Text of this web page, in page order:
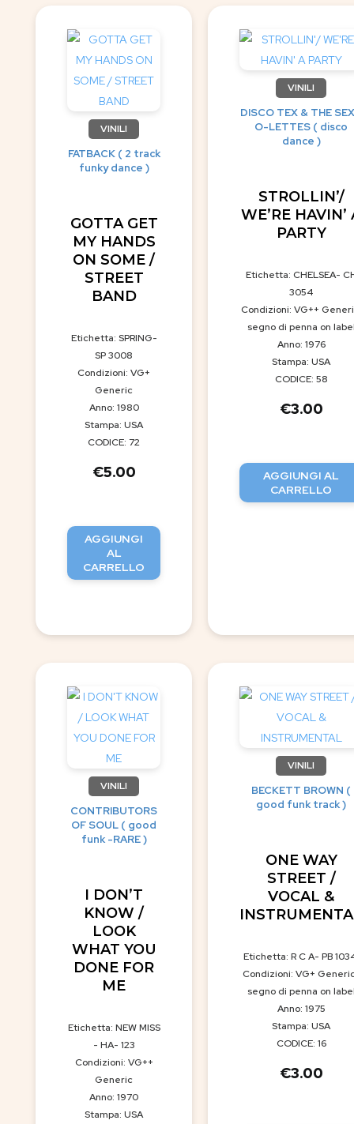
VINILI
FATBACK ( 2 track
funky dance )
GOTTA GET
MY HANDS
ON SOME /
STREET
BAND
Etichetta: SPRING-
SP 3008
Condizioni: VG+
Generic
Anno: 1980
Stampa: USA
CODICE: 72
€5.00
AGGIUNGI
AL
CARRELLO
VINILI
DISCO TEX & THE
O-LETTES ( disco
dance )
STROLLIN’/
WE’RE HAVIN’
PARTY
Etichetta: CHELSEA-
3054
Condizioni: VG++
segno di penna on
Anno: 1976
Stampa: USA
CODICE: 58
€3.00
AGGIUNGI AL
CARRELLO
VINILI
CONTRIBUTORS
OF SOUL ( good
funk -RARE )
I DON’T
KNOW /
LOOK
WHAT YOU
DONE FOR
ME
Etichetta: NEW MISS
- HA- 123
Condizioni: VG++
Generic
Anno: 1970
Stampa: USA
VINILI
BECKETT BROWN (
good funk track )
ONE WAY
STREET /
VOCAL &
Etichetta: R C A- PB
Condizioni: VG+
segno di penna on
Anno: 1975
Stampa: USA
CODICE: 16
€3.00